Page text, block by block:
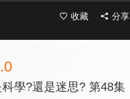
收藏 分享
學?還是迷思? 第48集